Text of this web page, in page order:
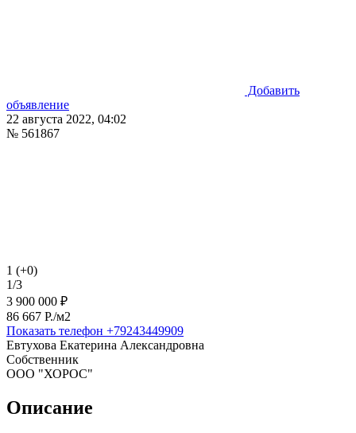
Добавить
объявление
22 августа 2022, 04:02
№ 561867
1 (+0)
1/3
3 900 000 ₽
86 667 P./м2
Показать телефон +79243449909
Евтухова Екатерина Александровна
Собственник
ООО "ХОРОС"
Описание